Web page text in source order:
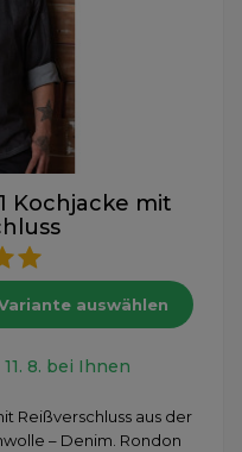
Kochjacke mit
auswählen
8. bei Ihnen
Reißverschluss aus der
– Denim. Rondon